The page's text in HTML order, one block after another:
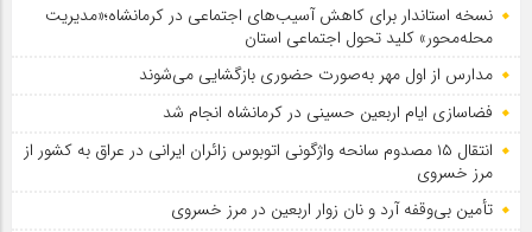
نسخه استاندار برای کاهش آسیب‌های اجتماعی در کرمانشاه؛«مدیریت
محله‌محور» کلید تحول اجتماعی استان
مدارس از اول مهر به‌صورت حضوری بازگشایی می‌شوند
فضاسازی ایام اربعین حسینی در کرمانشاه انجام شد
انتقال ۱۵ مصدوم سانحه واژگونی اتوبوس زائران ایرانی در عراق به کشور از
مرز خسروی
تأمین بی‌وقفه آرد و نان زوار اربعین در مرز خسروی